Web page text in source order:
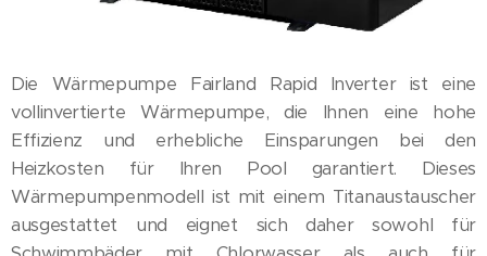
Die Wärmepumpe Fairland Rapid Inverter ist eine
vollinvertierte Wärmepumpe, die Ihnen eine hohe
Effizienz und erhebliche Einsparungen bei den
Heizkosten für Ihren Pool garantiert. Dieses
Wärmepumpenmodell ist mit einem Titanaustauscher
ausgestattet und eignet sich daher sowohl für